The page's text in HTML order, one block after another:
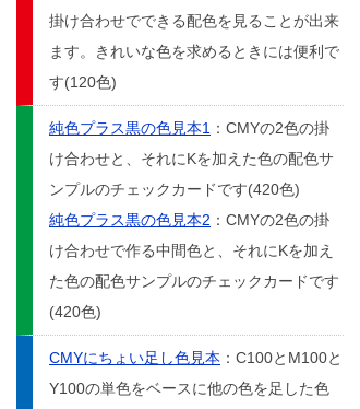
掛け合わせでできる配色を見ることが出来
ます。きれいな色を求めるときには便利で
す(120色)
純色プラス黒の色見本1 ：CMYの2色の掛
け合わせと、それにKを加えた色の配色サ
ンプルのチェックカードです(420色)
純色プラス黒の色見本2 ：CMYの2色の掛
け合わせで作る中間色と、それにKを加え
た色の配色サンプルのチェックカードです
(420色)
CMYにちょい足し色見本 ：C100とM100と
Y100の単色をベースに他の色を足した色